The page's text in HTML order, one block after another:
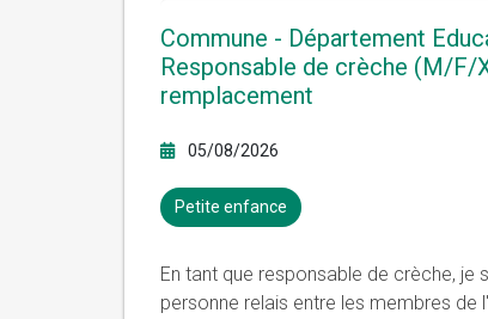
Commune - Département
Responsable de crèche (M/F/
remplacement
05/08/2026
Petite enfance
En tant que responsable de crèche, je
personne relais entre les membres de